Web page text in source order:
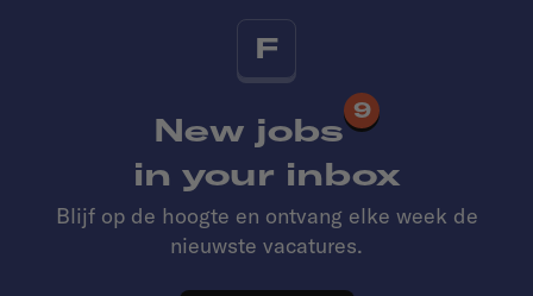
F
New jobs
9
in your inbox
Blijf op de hoogte en ontvang elke week de
nieuwste vacatures.